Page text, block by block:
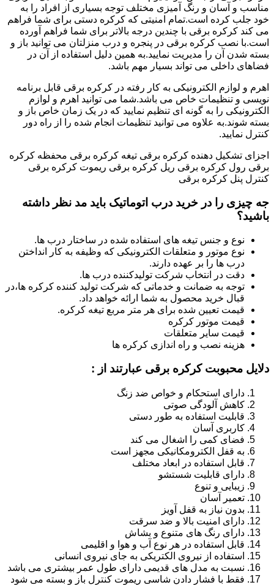
مناسب و آسان و رنگ آمیزی مختلف توجه بسیاری از افراد را به
خود جلب کرده است.تمام امنیتی که کرکره دستی برای شما فراهم
می کند کرکره برقی با چندین درجه بالاتر برای شما فراهم آورده
است.با نصب کرکره برقی در پنجره و درب منزلتان می توانید باز و
بسته شدن آن را مدیریت نمایید.به همین دلیل استفاده از آن در
فضاهای داخلی می تواند بسیار مهم باشد.
اهرم و لوازم الکترونیکی به کار رفته در کرکره برقی قابل برنامه
نویسی و تنظیمات خاص می باشد.شما می توانید اهرم و لوازم
الکترونیکی را به گونه ای تنظیم نمایید که در یک زمان خاص باز و
بسته شوند.به علاوه می توانید تنظیمات انجام شده را از راه دور
کنترل نمایید.
اجزای تشکیل دهنده کرکره برقی تیغه کرکره برقی محفظه کرکره
برقی رول کرکره برقی ریل کرکره برقی ریموت کرکره برقی
کنترل پنل کرکره برقی
جه چیزی را در خرید درب اتوماتیک باید مد نظر داشته
باشید؟
نوع و جنس تیغه های استفاده شده در ساختار درب ها.
نوع موتور و متعلقات الکترونیکی که وظیفه به کار انداختن
درب ها را بر عهده دارند.
دقت در انتخاب شرکت تولیدکننده درب ها.
توجه به ضمانت و خدماتی که شرکت تولید کننده کرکره ها،در
قبال خرید محصول به شما ارائه خواهد داد.
قیمت تعیین شده برای هر متر مربع تیغه کرکره.
قیمت موتور کرکره
قیمت سایر متعلقات
هزینه نصب و راه اندازی کرکره ها
دلایل محبوبت کرکره برقی عبارتند از :
دارای استحکام و خواص ضد زنگ
کاهش آلودگی صوتی
قابلیت استفاده به طور دستی
کاربری آسان
فضای کمی را اشغال می کند
به قفل الکترومکانیکی مجهز است
قابل استفاده در ابعاد مختلف
دارای قابلیت شستشو
زیبایی و تنوع
تعمیر آسان
بدون نیاز به قفل آویز
دارای امنیت بالا و ضد سرقت
دارای رنگ های متنوع و بشاش
قابل استفاده در هر نوع آب و هوا و اقلیمی
استفاده از نیروی الکتریکی به جای نیروی انسانی
نسبت به مدل های قدیمی دارای طول عمر بیشتری می باشد
فقط با فشار دادن شاسی ریموت کنترل باز و بسته می شود